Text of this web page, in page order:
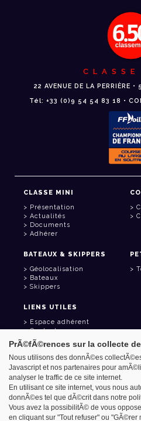
22 AVENUE DE LA PERRIÈRE
Tél: +33 (0)9 54 54 83 18 •
CLASSE MINI
Présentation
Actualités
Documents
Adhérer
BATEAUX & SKIPPERS
Géolocalisation
Bateaux
Skippers
LIENS UTILES
Espace adhérent
Contact
Carnet d'adresses
Goodies
Azimut - Créateur de
Mentions
PrÃ©fÃ©rences sur la collecte
Nous utilisons des donnÃ©es
Javascript et nos partenaires pour
analyser le traffic de ce site internet.
En utilisant ce site internet, vous nous
donnÃ©es tel que dÃ©crit dans notre
Vous avez la possibilitÃ© de vous
en cliquant sur "Tout refuser" ou "GÃ©rer